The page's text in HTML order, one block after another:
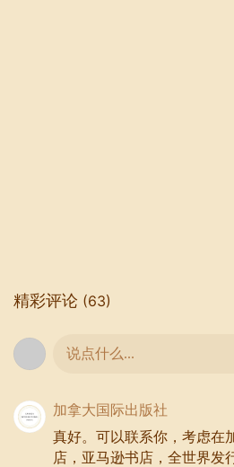
两天后，平安夜。一批旧雨
聚。这是从顶层餐厅看台北的夜
精彩评论 (63)
说点什么...
加拿大国际出版社
真好。可以联系你，考虑在
店，亚马逊书店，全世界发